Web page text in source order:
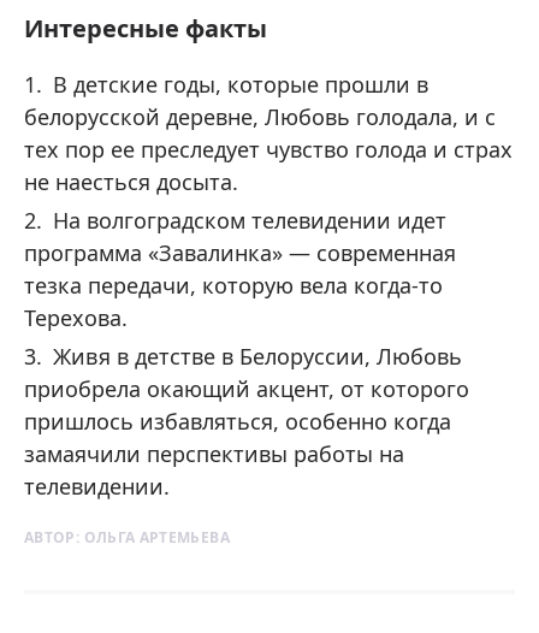
Интересные факты
В детские годы, которые прошли в
белорусской деревне, Любовь голодала, и с
тех пор ее преследует чувство голода и страх
не наесться досыта.
На волгоградском телевидении идет
программа «Завалинка» — современная
тезка передачи, которую вела когда-то
Терехова.
Живя в детстве в Белоруссии, Любовь
приобрела окающий акцент, от которого
пришлось избавляться, особенно когда
замаячили перспективы работы на
телевидении.
АВТОР: ОЛЬГА АРТЕМЬЕВА